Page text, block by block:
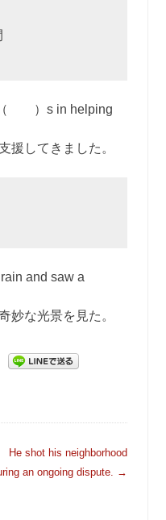
（ ）s in helping
援してきました。
and saw a
妙な光景を見た。
He shot his neighborhood
an ongoing dispute. →